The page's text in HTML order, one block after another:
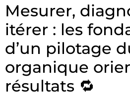
Mesurer,
itérer : les
d’un pilotage
organique
résultats 🔁